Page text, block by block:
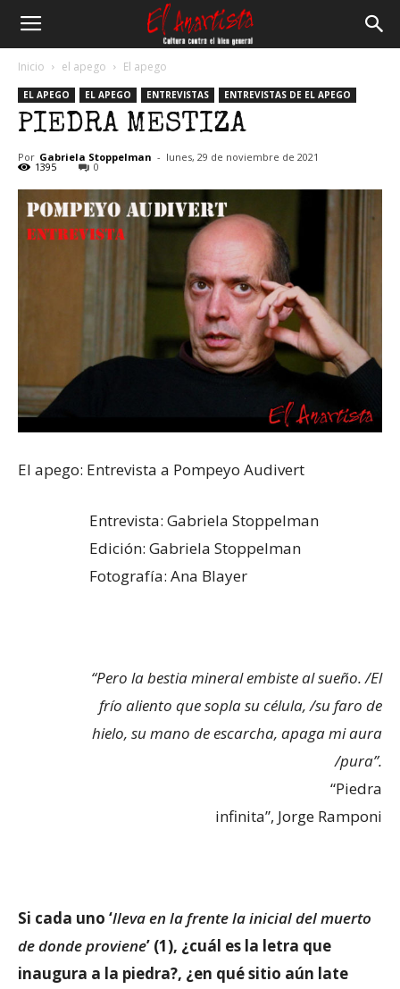
Anartista
Inicio el apego El apego
EL APEGO EL APEGO ENTREVISTAS ENTREVISTAS DE EL APEGO
PIEDRA MESTIZA
Por Gabriela Stoppelman - lunes, 29 de noviembre de 2021
1395 0
El apego: Entrevista a Pompeyo Audivert
Entrevista: Gabriela Stoppelman
Edición: Gabriela Stoppelman
Fotografía: Ana Blayer
“Pero la bestia mineral embiste al sueño. /El
frío aliento que sopla su célula, /su faro de
hielo, su mano de escarcha, apaga mi aura
/pura”.
“Piedra
infinita”, Jorge Ramponi
Si cada uno ‘lleva en la frente la inicial del muerto
de donde proviene’ (1), ¿cuál es la letra que
inaugura a la piedra?, ¿en qué sitio aún late